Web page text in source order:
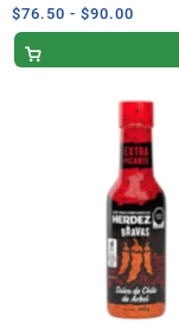
ml
$76.50 - $90.00
de
$76.50
hasta
$90.00